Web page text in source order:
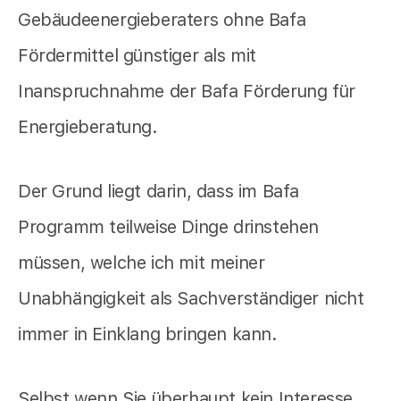
Gebäudeenergieberaters ohne Bafa
Fördermittel günstiger als mit
Inanspruchnahme der Bafa Förderung für
Energieberatung.
Der Grund liegt darin, dass im Bafa
Programm teilweise Dinge drinstehen
müssen, welche ich mit meiner
Unabhängigkeit als Sachverständiger nicht
immer in Einklang bringen kann.